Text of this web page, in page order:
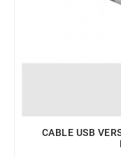
CABLE USB